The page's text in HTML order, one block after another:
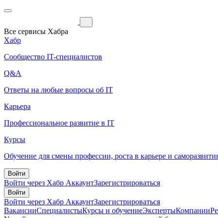
Все сервисы Хабра
Хабр
Сообщество IT-специалистов
Q&A
Ответы на любые вопросы об IT
Карьера
Профессиональное развитие в IT
Курсы
Обучение для смены профессии, роста в карьере и
Войти
Войти через Хабр АккаунтЗарегистрироваться
Войти
Войти через Хабр АккаунтЗарегистрироваться
ВакансииСпециалистыКурсы и обучениеЭкспертыКомпании